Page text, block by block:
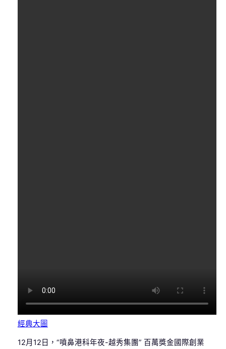
經典大圖
12月12日，“噴鼻港科年夜-越秀集團” 百萬獎金國際創業